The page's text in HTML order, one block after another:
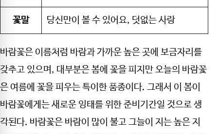
꽃말 당신만이 볼 수 있어요, 덧없는 사랑
바람꽃은 이름처럼 바람과 가까운 높은 곳에 보금자리를
갖추고 있으며, 대부분은 봄에 꽃을 피지만 오늘의 바람꽃
은 여름에 꽃을 피우는 특이한 품종이다. 그래서 이 봄이
바람꽃에게는 새로운 잉태를 위한 준비기간일 것으로 생
각된다. 바람꽃은 바람이 많이 불고 그늘이 지는 높은 지